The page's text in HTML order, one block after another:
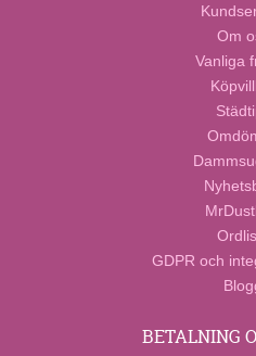
Om
Vanliga
GDPR och
BETALNING